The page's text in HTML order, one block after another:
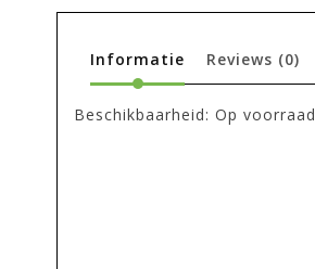
Informatie Reviews (0)
Beschikbaarheid: Op voorraad